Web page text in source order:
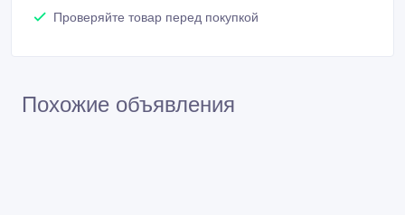
Проверяйте товар перед покупкой
Похожие объявления